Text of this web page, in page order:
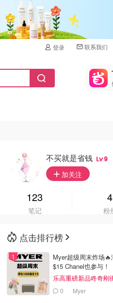
登录 联系我们
不买就是省钱 9
加关注
123
笔记
4
粉
点击排行榜
Myer超级周末炸场🔥
$15 Chanel也参与！
乐高重磅新品咚奇刚
0 Myer